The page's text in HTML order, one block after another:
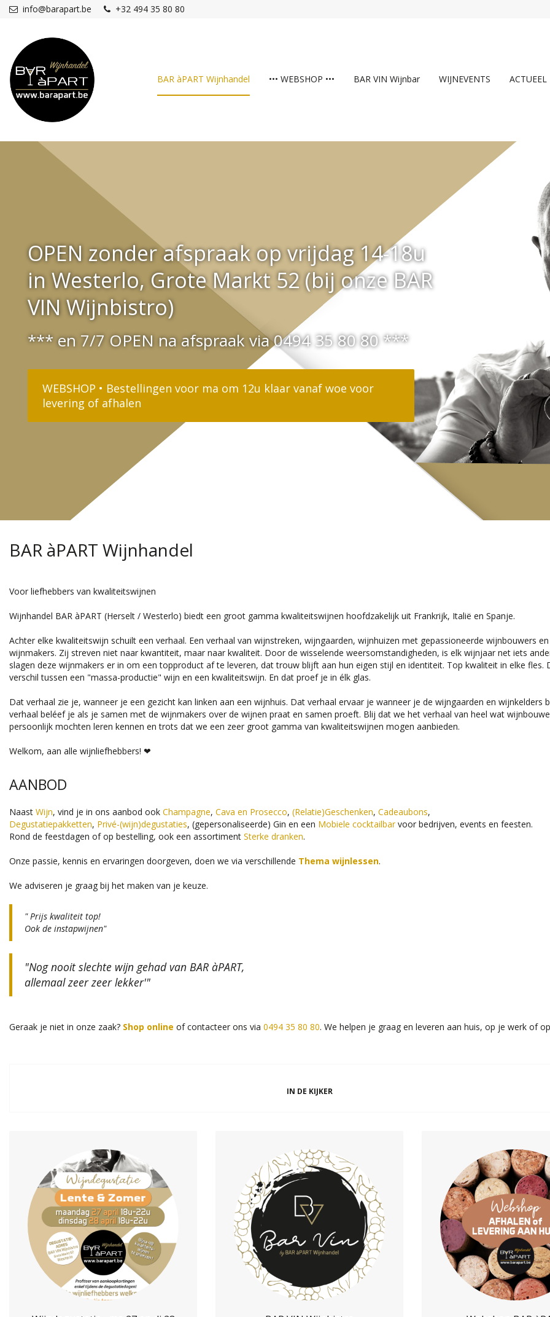
Overslaan en naar de inhoud gaan
info@barapart.be +32 494 35 80 80
BAR àPART Wijnhandel ••• WEBSHOP ••• BAR VIN Wijnbar WIJNEVENTS ACTUEEL
OPEN zonder afspraak op vrijdag 14-18u
in Westerlo, Grote Markt 52 (bij onze BAR
VIN Wijnbistro)
*** en 7/7 OPEN na afspraak via 0494 35 80 80 ***
BAR àPART Wijnhandel
Voor liefhebbers van kwaliteitswijnen
Wijnhandel BAR àPART (Herselt / Westerlo) biedt een groot gamma kwaliteitswijnen hoofdzakelijk uit Frankrijk, Italië en Spanje.
Achter elke kwaliteitswijn schuilt een verhaal. Een verhaal van wijnstreken, wijngaarden, wijnhuizen met gepassioneerde wijnbouwers
wijnmakers. Zij streven niet naar kwantiteit, maar naar kwaliteit. Door de wisselende weersomstandigheden, is elk wijnjaar net iets
slagen deze wijnmakers er in om een topproduct af te leveren, dat trouw blijft aan hun eigen stijl en identiteit. Top kwaliteit in elke fles.
verschil tussen een "massa-productie" wijn en een kwaliteitswijn. En dat proef je in élk glas.
Dat verhaal zie je, wanneer je een gezicht kan linken aan een wijnhuis. Dat verhaal ervaar je wanneer je de wijngaarden en wijnkelders
verhaal beléef je als je samen met de wijnmakers over de wijnen praat en samen proeft. Blij dat we het verhaal van heel wat
persoonlijk mochten leren kennen en trots dat we een zeer groot gamma van kwaliteitswijnen mogen aanbieden.
Welkom, aan alle wijnliefhebbers! ❤
AANBOD
Naast Wijn, vind je in ons aanbod ook Champagne, Cava en Prosecco, (Relatie)Geschenken, Cadeaubons,
Degustatiepakketten, Privé-(wijn)degustaties, (gepersonaliseerde) Gin en een Mobiele cocktailbarvoor bedrijven, events en feesten.
Rond de feestdagen of op bestelling, ook een assortiment Sterke dranken.
Onze passie, kennis en ervaringen doorgeven, doen we via verschillende Thema wijnlessen.
We adviseren je graag bij het maken van je keuze.
" Prijs kwaliteit top!
Ook de instapwijnen"
"Nog nooit slechte wijn gehad van BAR àPART,
allemaal zeer zeer lekker'"
Geraak je niet in onze zaak? Shop online of contacteer ons via 0494 35 80 80. We helpen je graag en leveren aan huis, op je werk of
IN DE KIJKER